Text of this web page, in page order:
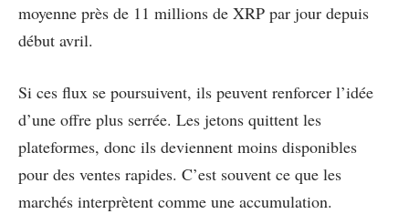
moyenne près de 11 millions de XRP par jour depuis
début avril.
Si ces flux se poursuivent, ils peuvent renforcer l’idée
d’une offre plus serrée. Les jetons quittent les
plateformes, donc ils deviennent moins disponibles
pour des ventes rapides. C’est souvent ce que les
marchés interprètent comme une accumulation.